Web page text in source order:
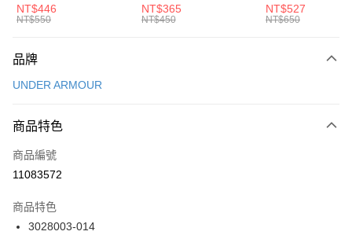
元大商業銀行
台灣樂天信用卡公司
AFTEE先享後付
【關於「AFTEE先享後付」】
便利好安心！
３．安心：先確認商品／服務後，再付款。
【「AFTEE先享後付」結帳流程】
１．於結帳方式選擇「AFTEE先享後付」後，將跳轉至「AFTEE先享後付」
２．訂單成立數日內，您將收到繳費通知簡訊。
３．收到繳費通知簡訊後14天內，點擊此簡訊中的連結，可透過四大超商／
ATM／網路銀行／等多元方式進行付款，方視為交易完成。
運送方式
每筆NT$100，滿NT$1,500(含以上)免運費
宅配
每筆NT$100，滿NT$1,500(含以上)免運費
付款後門市自取
每筆NT$100，滿NT$1,500(含以上)免運費
中統襪 FZ3393100
NT$446
NT$550
EMBRDY 男女 短統襪
FZ3073133
NT$365
NT$450
BA5871010
NT$527
NT$650
品牌
UNDER ARMOUR
商品特色
商品編號
11083572
商品特色
3028003-014